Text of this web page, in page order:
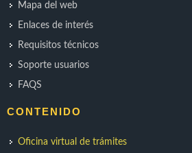
Mapa del web
Enlaces de interés
Requisitos técnicos
Soporte usuarios
FAQS
CONTENIDO
Oficina virtual de trámites